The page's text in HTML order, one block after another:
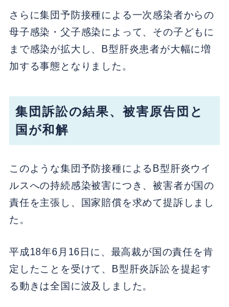
さらに集団予防接種による一次感染者からの
母子感染・父子感染によって、その子どもに
まで感染が拡大し、B型肝炎患者が大幅に増
加する事態となりました。
集団訴訟の結果、被害原告団と
国が和解
このような集団予防接種によるB型肝炎ウイ
ルスへの持続感染被害につき、被害者が国の
責任を主張し、国家賠償を求めて提訴しまし
た。
平成18年6月16日に、最高裁が国の責任を肯
定したことを受けて、B型肝炎訴訟を提起す
る動きは全国に波及しました。